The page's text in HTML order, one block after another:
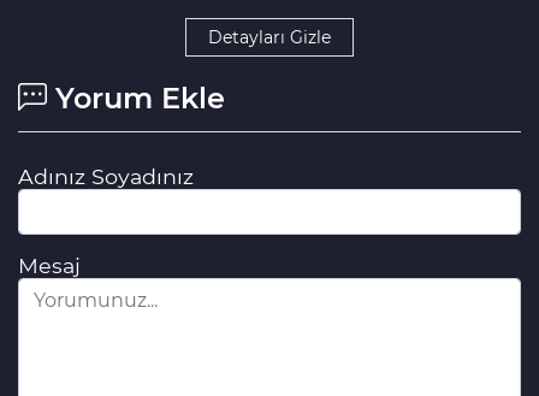
Detayları Gizle
Yorum Ekle
Adınız Soyadınız
Mesaj